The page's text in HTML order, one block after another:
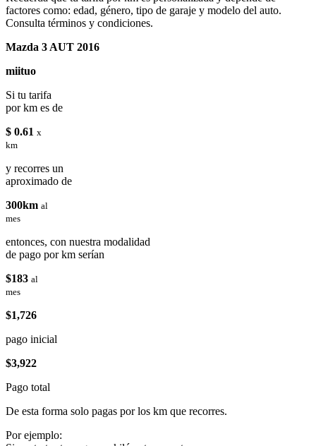
factores como: edad, género, tipo de garaje y modelo del auto.
Consulta términos y condiciones.
Mazda 3 AUT 2016
miituo
Si tu tarifa
por km es de
$ 0.61 x
km
y recorres un
aproximado de
300km al
mes
entonces, con nuestra modalidad
de pago por km serían
$183 al
mes
$1,726
pago inicial
$3,922
Pago total
De esta forma solo pagas por los km que recorres.
Por ejemplo: